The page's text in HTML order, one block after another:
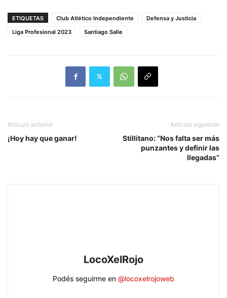
ETIQUETAS Club Atlético Independiente
Defensa y Justicia
Liga Profesional 2023
Santiago Salle
Artículo anterior
¡Hoy hay que ganar!
Artículo siguiente
Stillitano: “Nos falta ser más
punzantes y definir las
llegadas”
LocoXelRojo
Podés seguirme en @locoxelrojoweb